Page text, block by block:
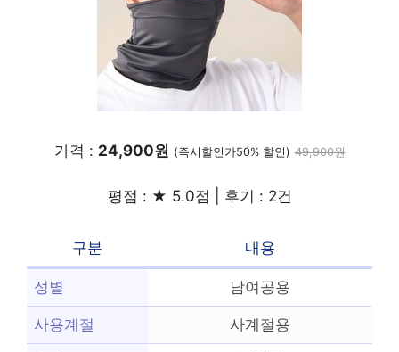
가격 : 24,900원 (즉시할인가50% 할인) 49,900원
평점 : ★ 5.0점 | 후기 : 2건
구분 내용
성별 남여공용
사용계절 사계절용